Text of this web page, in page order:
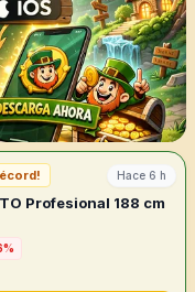
Hace 6 h
Profesional 188 cm
%